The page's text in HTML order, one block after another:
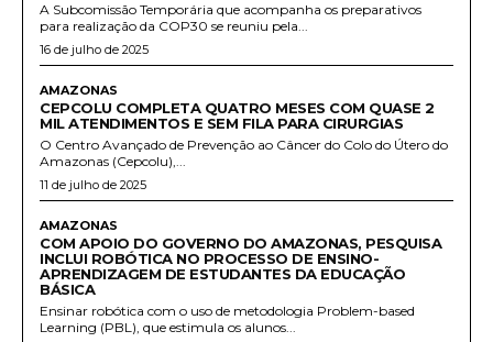
A Subcomissão Temporária que acompanha os preparativos
para realização da COP30 se reuniu pela...
16 de julho de 2025
AMAZONAS
CEPCOLU COMPLETA QUATRO MESES COM QUASE 2
MIL ATENDIMENTOS E SEM FILA PARA CIRURGIAS
O Centro Avançado de Prevenção ao Câncer do Colo do Útero do
Amazonas (Cepcolu),...
11 de julho de 2025
AMAZONAS
COM APOIO DO GOVERNO DO AMAZONAS, PESQUISA
INCLUI ROBÓTICA NO PROCESSO DE ENSINO-
APRENDIZAGEM DE ESTUDANTES DA EDUCAÇÃO
BÁSICA
Ensinar robótica com o uso de metodologia Problem-based
Learning (PBL), que estimula os alunos...